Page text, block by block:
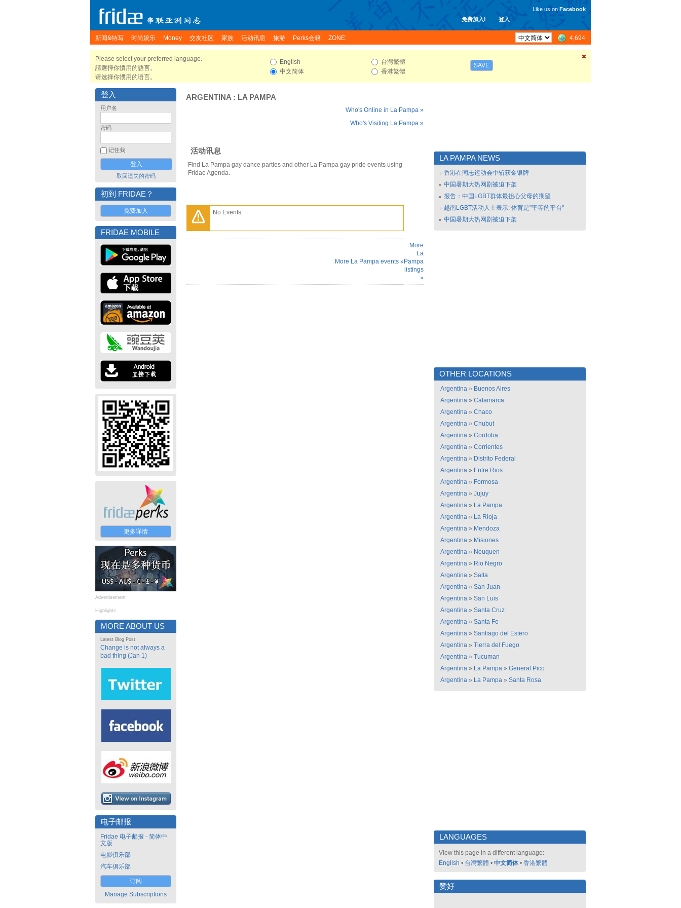
免费加入! 登入
Like us on Facebook
新闻&特写 时尚娱乐 Money 交友社区 家族 活动讯息 旅游 Perks会籍 ZONE: 4,694
Please select your preferred language.
請選擇你慣用的語言。
请选择你惯用的语言。
English
中文简体
台灣繁體
香港繁體
SAVE
登入
用户名
密码
记住我
取回遗失的密码
初到 FRIDAE？
免费加入
FRIDAE MOBILE
更多详情
Advertisement
Highlights
MORE ABOUT US
Latest Blog Post
Change is not always a
bad thing (Jan 1)
电子邮报
Fridae 电子邮报 - 简体中
文版
电影俱乐部
汽车俱乐部
订阅
Manage Subscriptions
ARGENTINA : LA PAMPA
Who's Online in La Pampa »
Who's Visiting La Pampa »
活动讯息
Find La Pampa gay dance parties and other La Pampa gay pride events using
Fridae Agenda.
No Events
More La Pampa events »
More
La
Pampa
listings
»
LA PAMPA NEWS
香港在同志运动会中斩获金银牌
中国暑期大热网剧被迫下架
报告：中国LGBT群体最担心父母的期望
越南LGBT活动人士表示: 体育是"平等的平台"
中国暑期大热网剧被迫下架
OTHER LOCATIONS
Argentina » Buenos Aires
Argentina » Catamarca
Argentina » Chaco
Argentina » Chubut
Argentina » Cordoba
Argentina » Corrientes
Argentina » Distrito Federal
Argentina » Entre Rios
Argentina » Formosa
Argentina » Jujuy
Argentina » La Pampa
Argentina » La Rioja
Argentina » Mendoza
Argentina » Misiones
Argentina » Neuquen
Argentina » Rio Negro
Argentina » Salta
Argentina » San Juan
Argentina » San Luis
Argentina » Santa Cruz
Argentina » Santa Fe
Argentina » Santiago del Estero
Argentina » Tierra del Fuego
Argentina » Tucuman
Argentina » La Pampa » General Pico
Argentina » La Pampa » Santa Rosa
LANGUAGES
View this page in a different language:
English • 台灣繁體 • 中文简体 • 香港繁體
赞好